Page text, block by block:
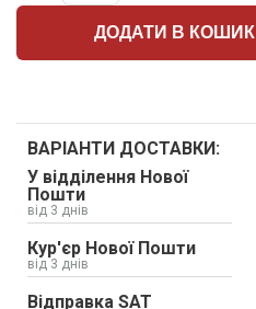
ДОДАТИ В КОШИК
ВАРІАНТИ ДОСТАВКИ:
У відділення Нової
Пошти
від 3 днів
Кур'єр Нової Пошти
від 3 днів
Відправка SAT